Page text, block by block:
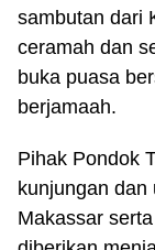
sambutan dari
ceramah dan
buka puasa
berjamaah.
Pihak Pondok
kunjungan dan
Makassar